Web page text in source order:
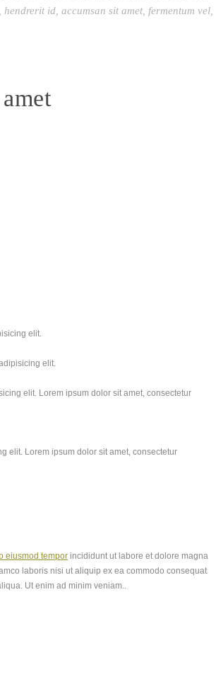
id, accumsan sit amet, fermentum vel,
elit.
elit.
elit. Lorem ipsum dolor sit amet, consectetur
elit. Lorem ipsum dolor sit amet, consectetur
eiusmod tempor incididunt ut labore et dolore magna
laboris nisi ut aliquip ex ea commodo consequat
Ut enim ad minim veniam..